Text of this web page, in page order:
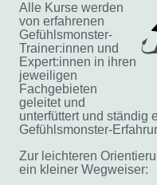
Alle Kurse werden
von erfahrenen
Gefühlsmonster-
Trainer:innen und
Expert:innen in ihren
jeweiligen
Fachgebieten
geleitet und
unterfüttert und ständig
Gefühlsmonster-
Zur leichteren
ein kleiner Wegweiser: